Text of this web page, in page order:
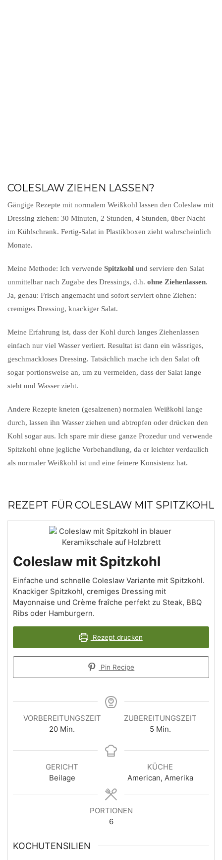
COLESLAW ZIEHEN LASSEN?
Gängige Rezepte mit normalem Weißkohl lassen den Coleslaw mit
Dressing ziehen: 30 Minuten, 2 Stunden, 4 Stunden, über Nacht
im Kühlschrank. Fertig-Salat in Plastikboxen zieht wahrscheinlich
Monate.
Meine Methode: Ich verwende Spitzkohl und serviere den Salat
unmittelbar nach Zugabe des Dressings, d.h. ohne Ziehenlassen.
Ja, genau: Frisch angemacht und sofort serviert ohne Ziehen:
cremiges Dressing, knackiger Salat.
Meine Erfahrung ist, dass der Kohl durch langes Ziehenlassen
einfach nur viel Wasser verliert. Resultat ist dann ein wässriges,
geschmackloses Dressing. Tatsächlich mache ich den Salat oft
sogar portionsweise an, um zu vermeiden, dass der Salat lange
steht und Wasser zieht.
Andere Rezepte kneten (gesalzenen) normalen Weißkohl lange
durch, lassen ihn Wasser ziehen und abtropfen oder drücken den
Kohl sogar aus. Ich spare mir diese ganze Prozedur und verwende
Spitzkohl ohne jegliche Vorbehandlung, da er leichter verdaulich
als normaler Weißkohl ist und eine feinere Konsistenz hat.
REZEPT FÜR COLESLAW MIT SPITZKOHL
Coleslaw mit Spitzkohl
Einfache und schnelle Coleslaw Variante mit Spitzkohl.
Knackiger Spitzkohl, cremiges Dressing mit
Mayonnaise und Crème fraîche perfekt zu Steak, BBQ
Ribs oder Hamburgern.
Rezept drucken
Pin Recipe
VORBEREITUNGSZEIT
20Minuten
Min.
ZUBEREITUNGSZEIT
5Minuten
Min.
GERICHT
Beilage
KÜCHE
American, Amerika
PORTIONEN
6
KOCHUTENSILIEN